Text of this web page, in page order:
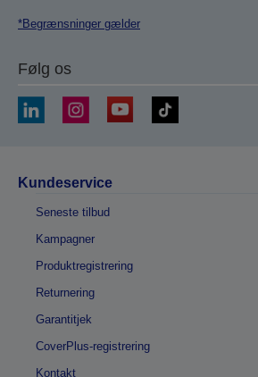
*Begrænsninger gælder
Følg os
Kundeservice
Seneste tilbud
Kampagner
Produktregistrering
Returnering
Garantitjek
CoverPlus-registrering
Kontakt